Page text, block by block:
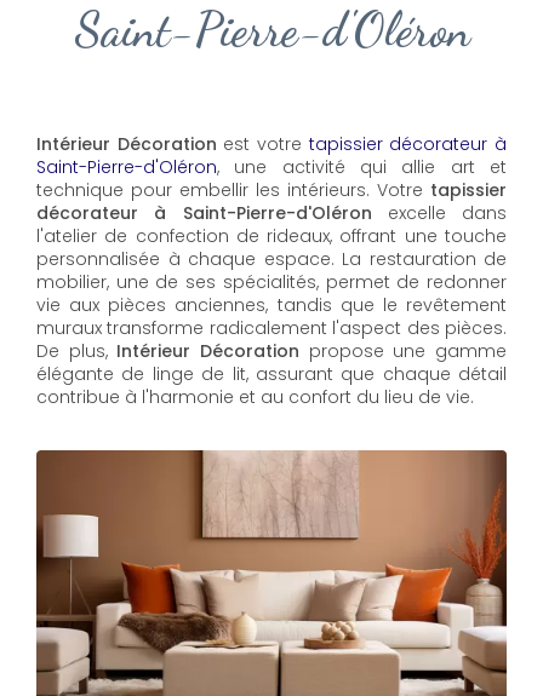
Saint-Pierre-d'Oléron
Intérieur Décoration est votre tapissier décorateur à
Saint-Pierre-d'Oléron, une activité qui allie art et
technique pour embellir les intérieurs. Votre tapissier
décorateur à Saint-Pierre-d'Oléron excelle dans
l'atelier de confection de rideaux, offrant une touche
personnalisée à chaque espace. La restauration de
mobilier, une de ses spécialités, permet de redonner
vie aux pièces anciennes, tandis que le revêtement
muraux transforme radicalement l'aspect des pièces.
De plus, Intérieur Décoration propose une gamme
élégante de linge de lit, assurant que chaque détail
contribue à l'harmonie et au confort du lieu de vie.